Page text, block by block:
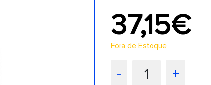
37,15€
Fora de Estoque
- 1 +